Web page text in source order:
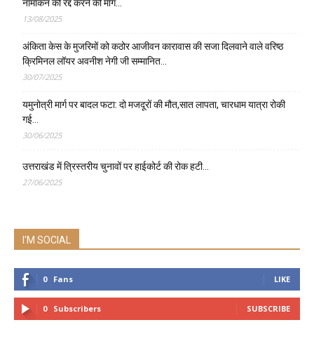
नामांकन को रद्द करने की मांग…
13/08/2025
अंकिता केस के मुजरिमों को कठोर आजीवन कारावास की सजा दिलवाने वाले वरिष्ठ
क्रिमिनल लॉयर अवनीश नेगी जी सम्मानित…
30/07/2025
यमुनोत्री मार्ग पर बादल फटा: दो मजदूरों की मौत,सात लापता, चारधाम यात्रा रोकी
गई…
30/06/2025
उत्तराखंड में त्रिस्तरीय चुनावों पर हाईकोर्ट की रोक हटी…
27/06/2025
I'M SOCIAL
0 Fans LIKE
0 Subscribers SUBSCRIBE